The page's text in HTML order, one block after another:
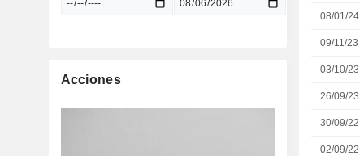
08/01/24
09/11/23
03/10/23
26/09/23
30/09/22
02/09/22
Acciones